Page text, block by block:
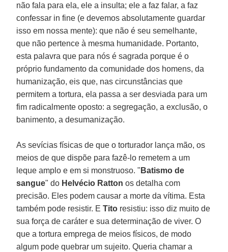
não fala para ela, ele a insulta; ele a faz falar, a faz
confessar in fine (e devemos absolutamente guardar
isso em nossa mente): que não é seu semelhante,
que não pertence à mesma humanidade. Portanto,
esta palavra que para nós é sagrada porque é o
próprio fundamento da comunidade dos homens, da
humanização, eis que, nas circunstâncias que
permitem a tortura, ela passa a ser desviada para um
fim radicalmente oposto: a segregação, a exclusão, o
banimento, a desumanização.
As sevícias físicas de que o torturador lança mão, os
meios de que dispõe para fazê-lo remetem a um
leque amplo e em si monstruoso. " Batismo de
sangue" do Helvécio Ratton os detalha com
precisão. Eles podem causar a morte da vítima. Esta
também pode resistir. ETito resistiu: isso diz muito de
sua força de caráter e sua determinação de viver. O
que a tortura emprega de meios físicos, de modo
algum pode quebrar um sujeito. Queria chamar a